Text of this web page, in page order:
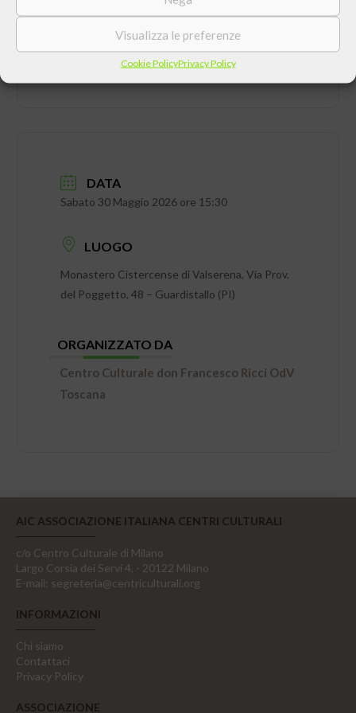
Visualizza le preferenze
Cookie PolicyPrivacy Policy
DATA
Sabato 30 Maggio 2026 ore 15:30
LUOGO
Monastero Cistercense di Valserena, Vía Prov.
del Poggetto, 48 – Guardistallo (PI)
ORGANIZZATO DA
Centro Culturale don Francesco Ricci OdV
Toscana
AIC ASSOCIAZIONE ITALIANA CENTRI CULTURALI
c/o Centro Culturale di Milano
Largo Corsia dei Servi 4, - 20122 Milano
E-mail: segreteria@centriculturali.org
INFORMAZIONI
Chi siamo
Contattaci
Privacy Policy
ASSOCIAZIONE